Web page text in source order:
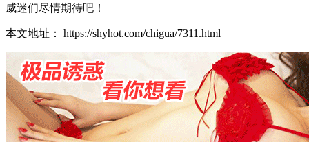
威迷们尽情期待吧！
本文地址： https://shyhot.com/chigua/7311.html